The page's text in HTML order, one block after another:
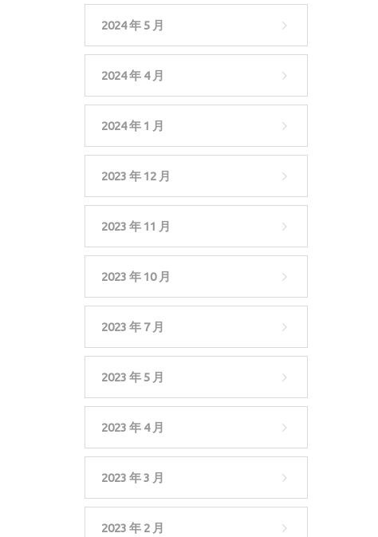
2024 年 5 月
2024 年 4 月
2024 年 1 月
2023 年 12 月
2023 年 11 月
2023 年 10 月
2023 年 7 月
2023 年 5 月
2023 年 4 月
2023 年 3 月
2023 年 2 月